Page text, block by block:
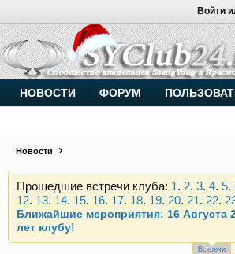
Войти
Новости
Внимание, новые участники нашего
Основное общение происходит в
Присоединяйтесь.
Чип-тюнинг (прошивка)
12
19 20 .21. 22 .
Ближайшие мероприятия: 16 Августа
лет клубу!
Внимание, новые участники нашего
Основное общение происходит вВстречи
НОВОСТИ ФОРУМ